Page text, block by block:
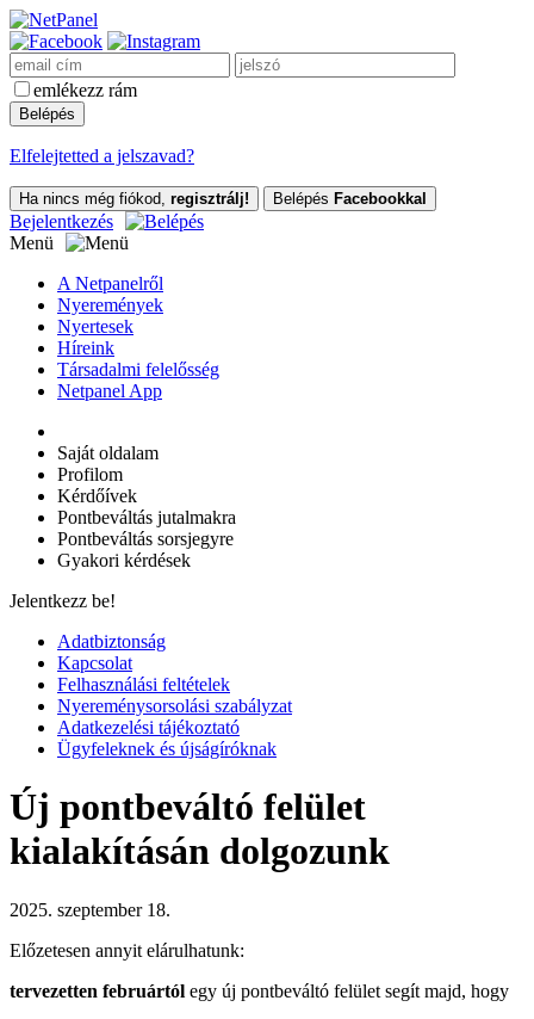
emlékezz rám
Elfelejtetted a jelszavad?
Ha nincs még fiókod, regisztrálj! Belépés Facebookkal
Bejelentkezés
Menü
A Netpanelről
Nyeremények
Nyertesek
Híreink
Társadalmi felelősség
Netpanel App
Saját oldalam
Profilom
Kérdőívek
Pontbeváltás jutalmakra
Pontbeváltás sorsjegyre
Gyakori kérdések
Jelentkezz be!
Adatbiztonság
Kapcsolat
Felhasználási feltételek
Nyereménysorsolási szabályzat
Adatkezelési tájékoztató
Ügyfeleknek és újságíróknak
Új pontbeváltó felület
kialakításán dolgozunk
2025. szeptember 18.
Előzetesen annyit elárulhatunk:
tervezetten februártól egy új pontbeváltó felület segít majd, hogy